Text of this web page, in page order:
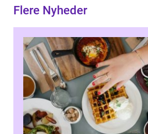
Flere Nyheder